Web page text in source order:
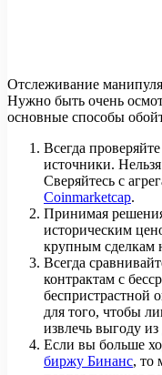
Отслеживание
Нужно быть очень
основные способы
Всегда
источники.
Сверяйтесь с
Coinmarketcap.
Принимая
историческим
крупным сделкам
Всегда
контрактам с
для того, чтобы
извлечь выгоду
Если вы больше
биржу Бинанс, то